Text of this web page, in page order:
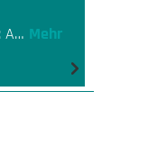
A… Mehr